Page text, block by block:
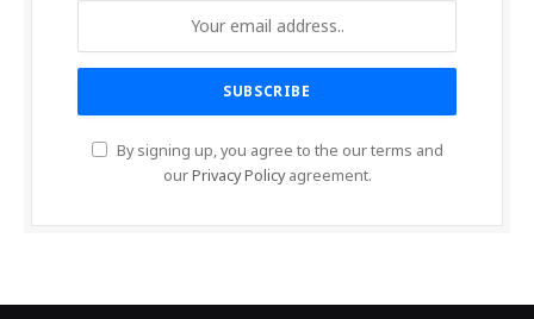
By signing up, you agree to the our terms and
ourPrivacy Policyagreement.